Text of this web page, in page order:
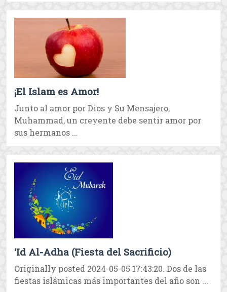
¡El Islam es Amor!
Junto al amor por Dios y Su Mensajero,
Muhammad, un creyente debe sentir amor por
sus hermanos ...
‘Id Al-Adha (Fiesta del Sacrificio)
Originally posted 2024-05-05 17:43:20. Dos de las
fiestas islámicas más importantes del año son ...